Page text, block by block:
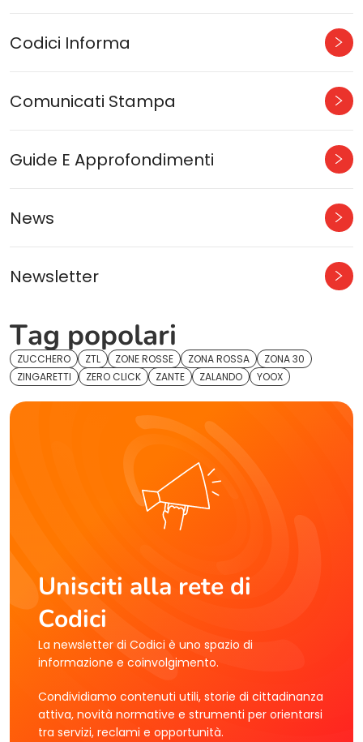
Codici Informa
Comunicati Stampa
Guide E Approfondimenti
News
Newsletter
Tag popolari
ZUCCHERO ZTL ZONE ROSSE ZONA ROSSA
ZONA 30
ZINGARETTI
ZERO CLICK ZANTE ZALANDO YOOX
Unisciti alla rete di
Codici
La newsletter di Codici è uno spazio di
informazione e coinvolgimento.
Condividiamo contenuti utili, storie di cittadinanza
attiva, novità normative e strumenti per orientarsi
tra servizi, reclami e opportunità.